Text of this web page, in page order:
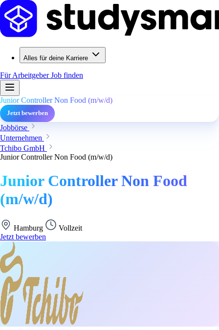
Alles für deine Karriere
Für ArbeitgeberJob finden
Junior Controller Non Food (m/w/d)
Jetzt bewerben
Jobbörse
Unternehmen
Tchibo GmbH
Junior Controller Non Food (m/w/d)
Junior Controller Non Food
(m/w/d)
Hamburg
Vollzeit
Jetzt bewerben